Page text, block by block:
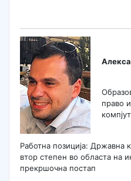
право
Работна позиција: Државна
втор степен во областа на
прекршочна постап